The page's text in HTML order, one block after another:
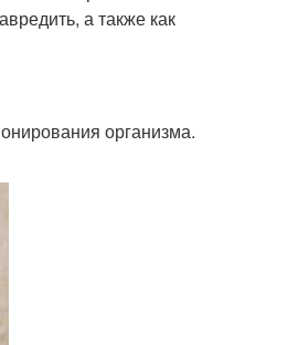
а также как
организма.